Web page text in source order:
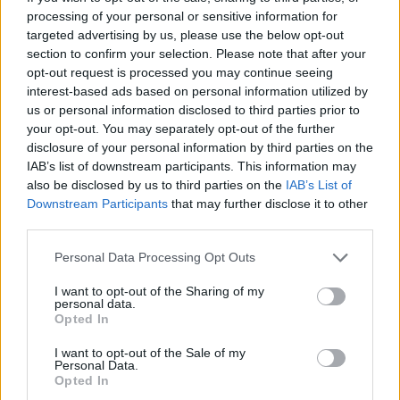
processing of your personal or sensitive information for
targeted advertising by us, please use the below opt-out
section to confirm your selection. Please note that after your
opt-out request is processed you may continue seeing
interest-based ads based on personal information utilized by
us or personal information disclosed to third parties prior to
your opt-out. You may separately opt-out of the further
disclosure of your personal information by third parties on the
IAB’s list of downstream participants. This information may
also be disclosed by us to third parties on the IAB’s List of
Downstream Participants that may further disclose it to other
Personal Data Processing Opt Outs
I want to opt-out of the Sharing of my
personal data.
Opted In
I want to opt-out of the Sale of my
Personal Data.
Opted In
ataque.